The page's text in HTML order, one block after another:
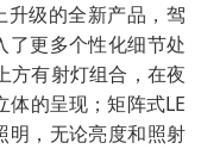
升级的全新产品，驾
了更多个性化细节处
方有射灯组合，在夜
体的呈现；矩阵式LE
明，无论亮度和照射